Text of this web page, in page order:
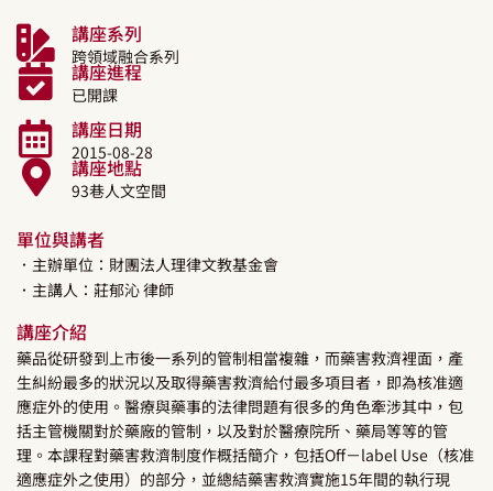
講座系列
跨領域融合系列
講座進程
已開課
講座日期
2015-08-28
講座地點
93巷人文空間
單位與講者
．主辦單位：財團法人理律文教基金會
．主講人： 莊郁沁律師
講座介紹
藥品從研發到上市後一系列的管制相當複雜，而藥害救濟裡面，產
生糾紛最多的狀況以及取得藥害救濟給付最多項目者，即為核准適
應症外的使用。醫療與藥事的法律問題有很多的角色牽涉其中，包
括主管機關對於藥廠的管制，以及對於醫療院所、藥局等等的管
理。本課程對藥害救濟制度作概括簡介，包括Off－label Use（核准
適應症外之使用）的部分，並總結藥害救濟實施15年間的執行現